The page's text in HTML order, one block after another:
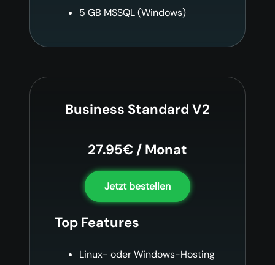
5 GB MSSQL (Windows)
Business Standard V2
27.95€ / Monat
Jetzt bestellen
Top Features
Linux- oder Windows-Hosting